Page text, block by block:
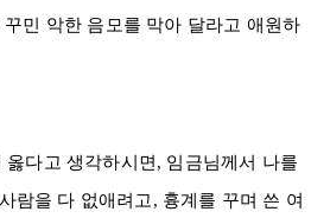
민 악한 음모를 막아 달라고 애원하
다고 생각하시면, 임금님께서 나를
사람을 다 없애려고, 흉계를 꾸며 쓴 여